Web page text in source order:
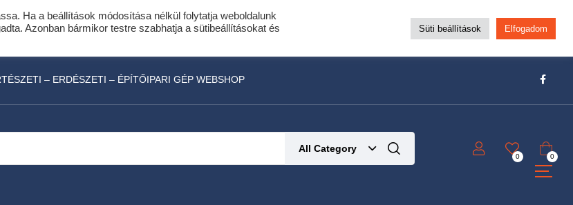
online áruhitel 0 % THM-el 10 hónapra!
ajándékba adunk egy fűrészláncot!
Részletek ide kattintva!
– ERDÉSZETI – ÉPÍTŐIPARI GÉP WEBSHOP
All Category
0 0
Ha a beállítások módosítása nélkül folytatja weboldalunk
Azonban bármikor testre szabhatja a sütibeállításokat és
Süti beállítások Elfogadom